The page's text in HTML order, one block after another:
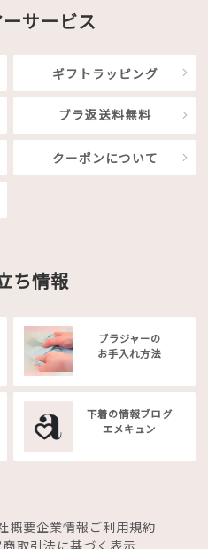
サービス
ギフトラッピング
ブラ返送料無料
クーポンについて
ち情報
ブラジャーの
お手入れ方法
下着の情報ブログ
エメキュン
概要企業情報 ご利用規約